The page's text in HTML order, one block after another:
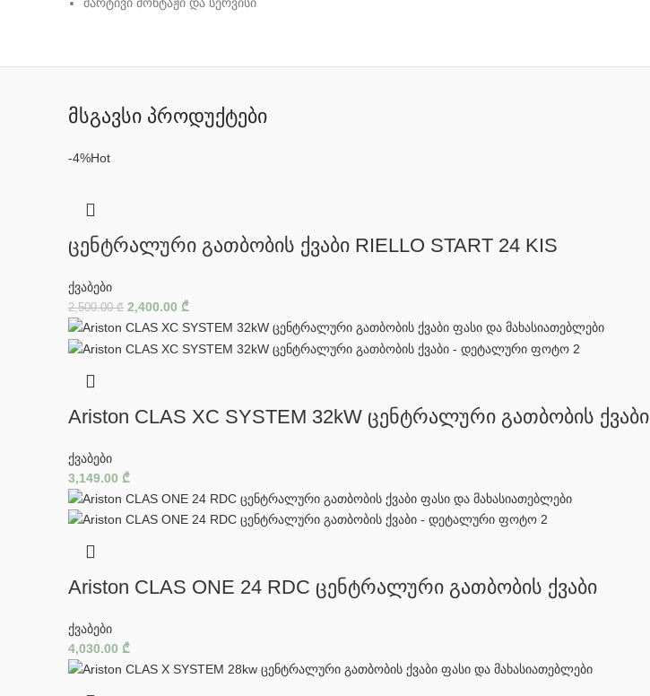
მსგავსი პროდუქტები
-4%Hot
ცენტრალური გათბობის ქვაბი RIELLO START 24 KIS
ქვაბები
2,500.00₾ 2,400.00 ₾
Ariston CLAS XC SYSTEM 32kW ცენტრალური გათბობის ქვაბი
ქვაბები
3,149.00 ₾
Ariston CLAS ONE 24 RDC ცენტრალური გათბობის ქვაბი
ქვაბები
4,030.00 ₾